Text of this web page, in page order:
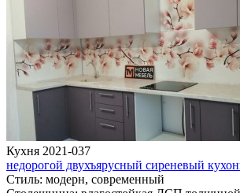
Кухня 2021-037
недорогой двухъярусный сиреневый
Стиль: модерн, современный